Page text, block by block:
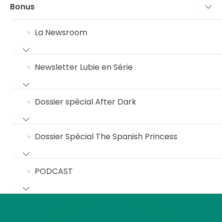
Bonus
La Newsroom
Newsletter Lubie en Série
Dossier spécial After Dark
Dossier Spécial The Spanish Princess
PODCAST